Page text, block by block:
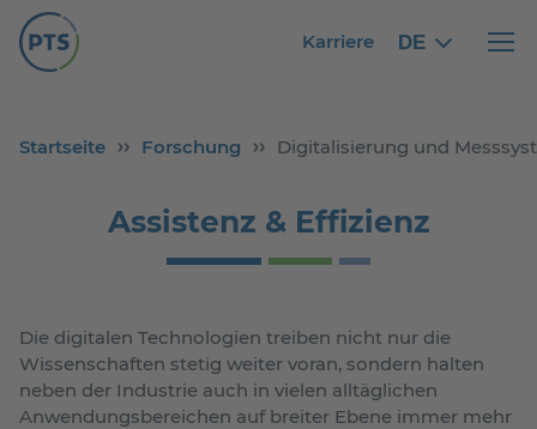
Karriere DEGerman
German
Startseite Forschung Digitalisierung und
Assistenz & Effizienz
Die digitalen Technologien treiben nicht nur die
Wissenschaften stetig weiter voran, sondern halten
neben der Industrie auch in vielen alltäglichen
Anwendungsbereichen auf breiter Ebene immer mehr